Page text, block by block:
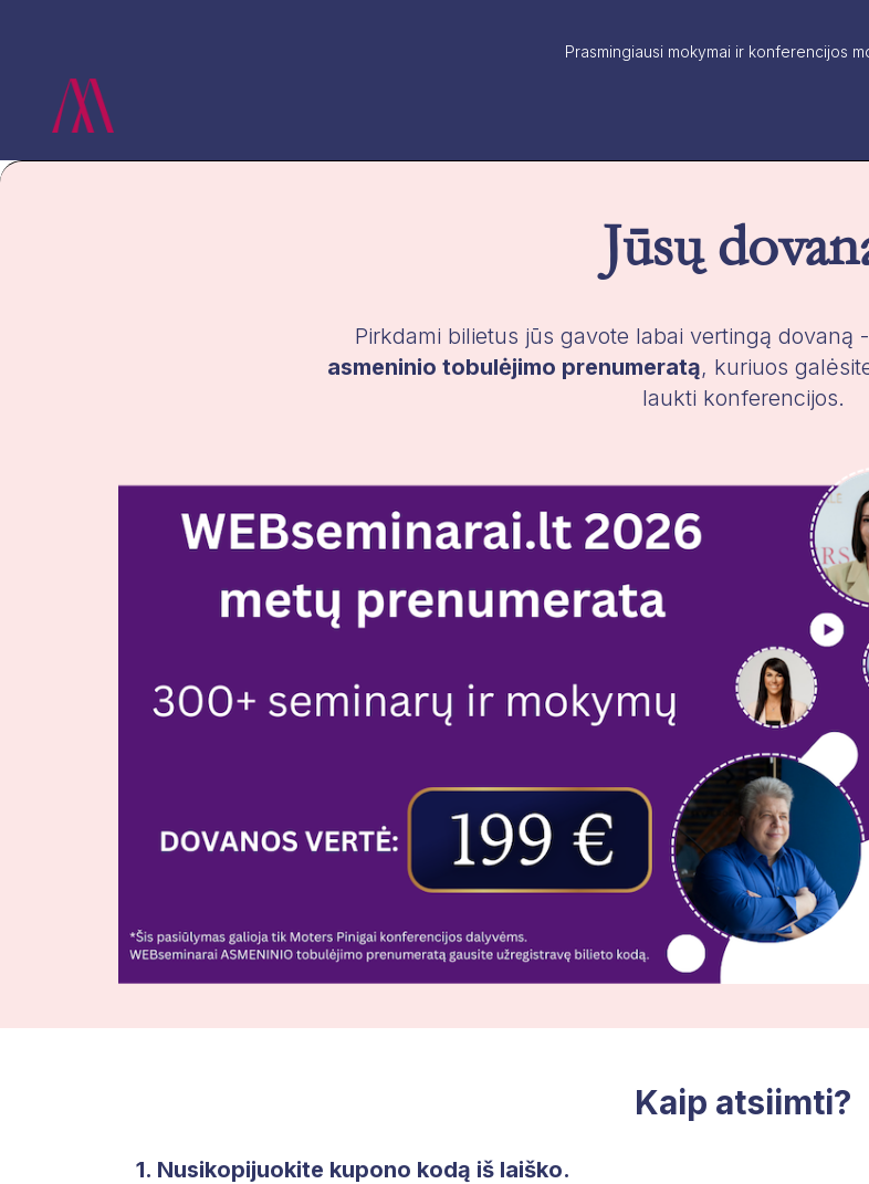
Prasmingiausi mokymai ir konferencijos
Jūsų
Pirkdami bilietus jūs gavote labai vertingą dovaną -
asmeninio tobulėjimo prenumeratą, kuriuos
laukti konferencijos.
Kaip atsiimti?
1. Nusikopijuokite kupono kodą iš laiško.